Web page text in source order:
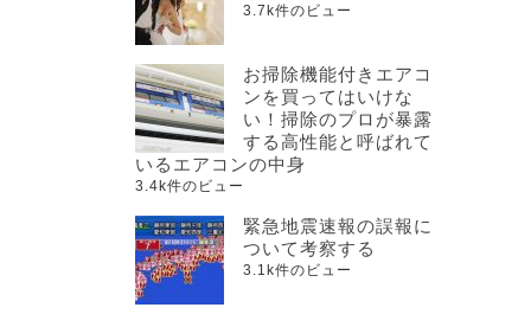
3.7k件のビュー
お掃除機能付きエアコ
ンを買ってはいけな
い！掃除のプロが暴露
する高性能と呼ばれて
いるエアコンの中身
3.4k件のビュー
緊急地震速報の誤報に
ついて考察する
3.1k件のビュー